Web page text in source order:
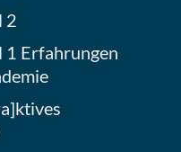
2
1 Erfahrungen